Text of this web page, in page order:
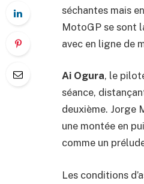
séchantes mais
MotoGP se sont
avec en ligne de
Ai Ogura, le
séance,
deuxième. Jorge
une montée en
comme un
Les conditions